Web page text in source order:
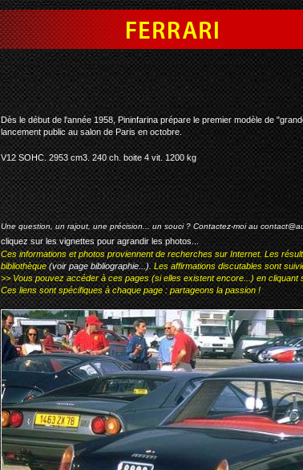
ferrari 250 gt
Dès le début de l'année 1958, Pininfarina prépare le premier modèle de
lancement public au salon de Paris en octobre.
V12 SOHC. 2953 cm3. 240 ch. boite 4 vit. 1200 kg
Une question, un rajout, une précision... un souci ? Contactez-moi au
cliquez sur les vignettes pour agrandir les photos...
Ces informations et photos proviennent de recherches sur Internet. Les
bibliothèque(voir page bibliographie...). Les affirmations discutables sont
>> Vous pouvez accéder à ces pages (si elles existent encore...) en cliquant
Ces liens sont spécifiques à chaque page : partageons la passion !